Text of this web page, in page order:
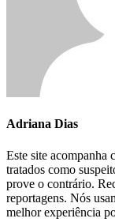
Adriana Dias
Este site acompanha
tratados como
prove o contrário.
reportagens. Nós
melhor experiência